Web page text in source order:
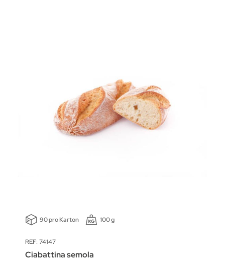
90 pro Karton 100 g
REF: 74147
Ciabattina semola